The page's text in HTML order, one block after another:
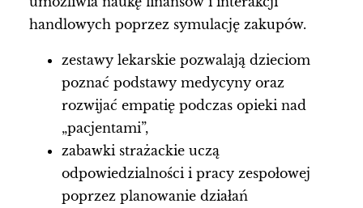
handlowych poprzez symulację zakupów.
zestawy lekarskie pozwalają dzieciom
poznać podstawy medycyny oraz
rozwijać empatię podczas opieki nad
„pacjentami”,
zabawki strażackie uczą
odpowiedzialności i pracy zespołowej
poprzez planowanie działań